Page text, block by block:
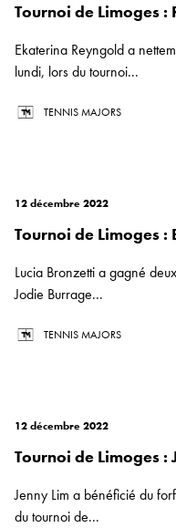
Tournoi de Limoges
Ekaterina Reyngold a
lundi, lors du tournoi...
TENNIS MAJORS
12 décembre 2022
Tournoi de Limoges
Lucia Bronzetti a gagné
Jodie Burrage...
TENNIS MAJORS
12 décembre 2022
Tournoi de Limoges :
Jenny Lim a bénéficié du
du tournoi de...